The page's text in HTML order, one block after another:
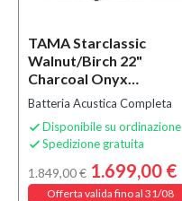
TAMA Starclassic
Walnut/Birch 22"
Charcoal Onyx
WBR32RZS-CCO
Batteria Acustica Completa
 Disponibile su ordinazione
 Spedizione gratuita
1.849,00 € 1.699,00 €
Offerta valida fino al 31/08